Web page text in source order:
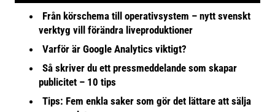
Från körschema till operativsystem – nytt svenskt
verktyg vill förändra liveproduktioner
Varför är Google Analytics viktigt?
Så skriver du ett pressmeddelande som skapar
publicitet – 10 tips
Tips: Fem enkla saker som gör det lättare att sälja